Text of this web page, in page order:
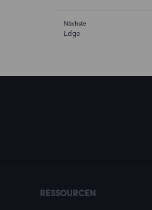
Nächste
Edge
RESSOURCEN